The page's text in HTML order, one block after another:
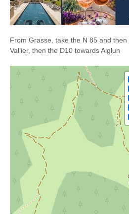
From Grasse, take the N 85 and
Vallier, then the D10 towards Aiglun